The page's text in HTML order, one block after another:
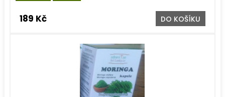
189 Kč DO KOŠÍKU